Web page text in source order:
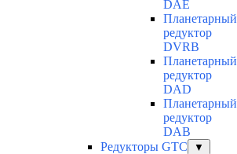
DAE
Планетарный
редуктор
DVRB
Планетарный
редуктор
DAD
Планетарный
редуктор
DAB
Редукторы GTC
▼